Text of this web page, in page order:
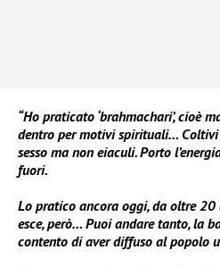
“Ho praticato ‘brahmachari’, cioè
dentro per motivi spirituali… Coltivi
sesso ma non eiaculi. Porto
fuori.
Lo pratico ancora oggi, da oltre
esce, però… Puoi andare tanto, la
contento di aver diffuso al popolo